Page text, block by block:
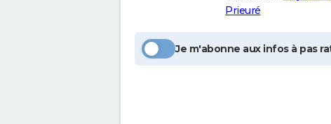
Prieuré
Je m'abonne aux infos à pas